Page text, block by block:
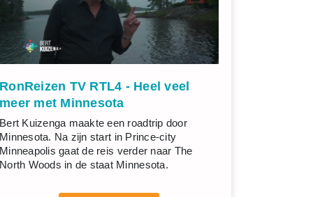
RonReizen TV RTL4 - Heel veel
meer met Minnesota
Bert Kuizenga maakte een roadtrip door
Minnesota. Na zijn start in Prince-city
Minneapolis gaat de reis verder naar The
North Woods in de staat Minnesota.